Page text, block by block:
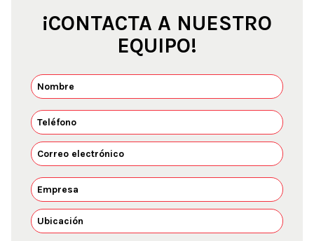
¡CONTACTA A NUESTRO
EQUIPO!